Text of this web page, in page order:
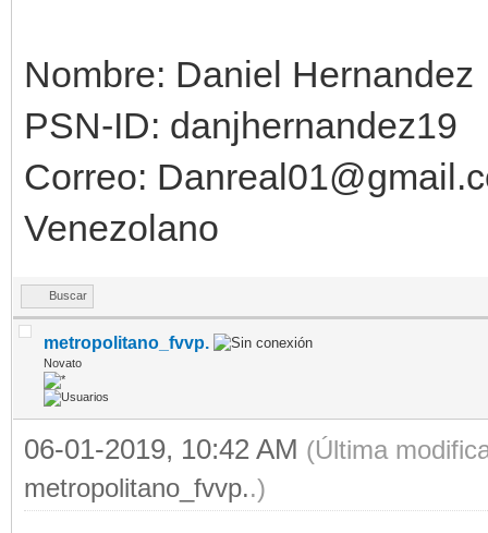
Nombre: Daniel Hernandez
PSN-ID: danjhernandez19
Correo:
Venezolano
Buscar
metropolitano_fvvp.
Novato
06-01-2019, 10:42 AM (Última
metropolitano_fvvp..)